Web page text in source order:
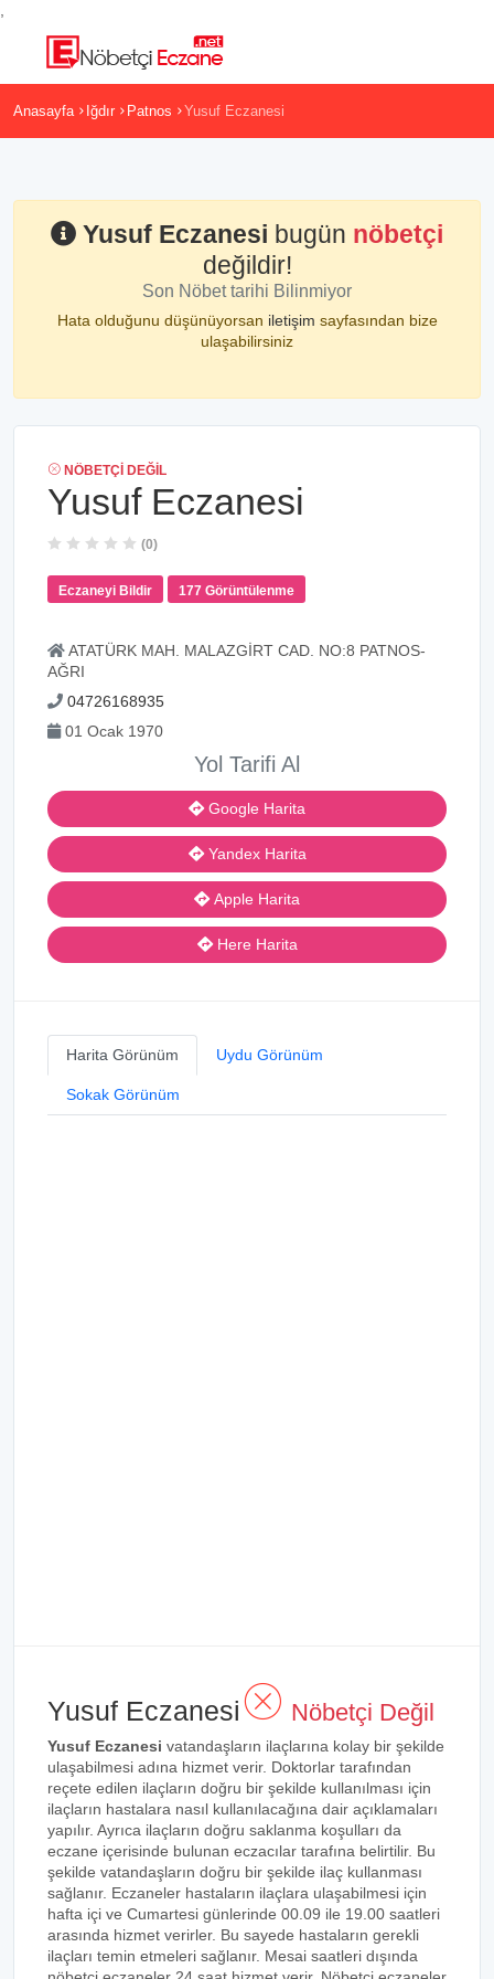
Anasayfa Iğdır Patnos Yusuf Eczanesi
Yusuf Eczanesi bugün nöbetçi
değildir!
Son Nöbet tarihi Bilinmiyor
Hata olduğunu düşünüyorsan iletişim sayfasından bize
ulaşabilirsiniz
NÖBETÇI DEĞIL
Yusuf Eczanesi
(0)
Eczaneyi Bildir 177 Görüntülenme
ATATÜRK MAH. MALAZGİRT CAD. NO:8 PATNOS-
AĞRI
04726168935
01 Ocak 1970
Yol Tarifi Al
Google Harita
Yandex Harita
Apple Harita
Here Harita
Harita Görünüm Uydu Görünüm
Sokak Görünüm
Yusuf Eczanesi Nöbetçi Değil
Yusuf Eczanesi vatandaşların ilaçlarına kolay bir şekilde
ulaşabilmesi adına hizmet verir. Doktorlar tarafından
reçete edilen ilaçların doğru bir şekilde kullanılması için
ilaçların hastalara nasıl kullanılacağına dair açıklamaları
yapılır. Ayrıca ilaçların doğru saklanma koşulları da
eczane içerisinde bulunan eczacılar tarafına belirtilir. Bu
şekilde vatandaşların doğru bir şekilde ilaç kullanması
sağlanır. Eczaneler hastaların ilaçlara ulaşabilmesi için
hafta içi ve Cumartesi günlerinde 00.09 ile 19.00 saatleri
arasında hizmet verirler. Bu sayede hastaların gerekli
ilaçları temin etmeleri sağlanır. Mesai saatleri dışında